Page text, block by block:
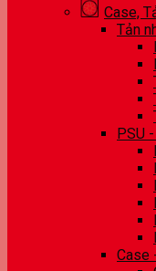
Case,
Tản
PSU
Case